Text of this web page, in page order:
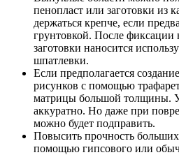
пенопласт или заготовки из
держаться крепче, если
грунтовкой. После фиксации
заготовки наносится
шпатлевки.
Если предполагается
рисунков с помощью
матрицы большой толщины.
аккуратно. Но даже при
можно будет подправить.
Повысить прочность
помощью гипсового или